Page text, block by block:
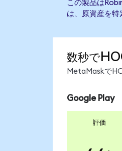
この製品は
は、原資産を特
数秒で
MetaMaskで
Google Play
評価